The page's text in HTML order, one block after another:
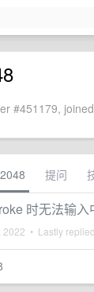
#451179,
提问
时无法输入
2022 • Lastly